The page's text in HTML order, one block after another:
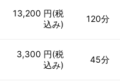
13,200 円(税
込み)
120分
3,300 円(税
込み)
45分